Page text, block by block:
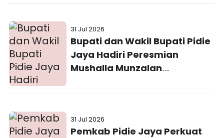
Praperadilan
31 Jul 2026
Bupati dan Wakil Bupati Pidie
Jaya Hadiri Peresmian
Mushalla Munzalan
Pidie Jaya
31 Jul 2026
Pemkab Pidie Jaya Perkuat